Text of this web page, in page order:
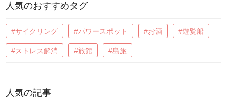
人気のおすすめタグ
#サイクリング #パワースポット #お酒 #遊覧船
#ストレス解消 #旅館 #島旅
人気の記事